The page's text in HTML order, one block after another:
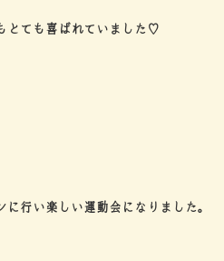
とても喜ばれていました♡
行い楽しい運動会になりました。